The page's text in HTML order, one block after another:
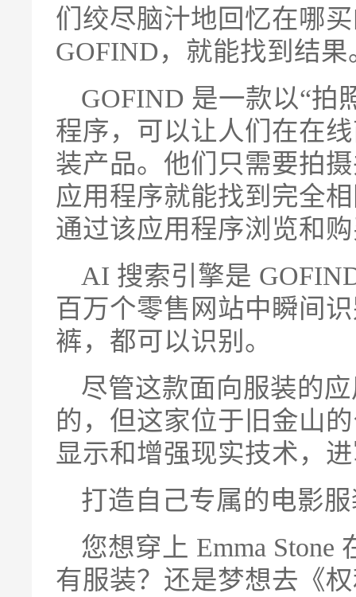
们绞尽脑汁地回忆在哪
GOFIND，就能找到结果
GOFIND 是一款以“拍
程序，可以让人们在在
装产品。他们只需要拍
应用程序就能找到完全
通过该应用程序浏览和
AI 搜索引擎是
百万个零售网站中瞬间
裤，都可以识别。
尽管这款面向服装的
的，但这家位于旧金山
显示和增强现实技术，
打造自己专属的电影
您想穿上 Emma
有服装？还是梦想去《